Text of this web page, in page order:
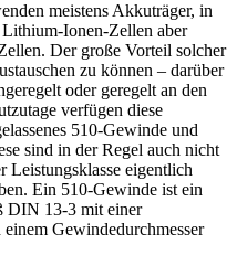
meistens Akkuträger, in
Ionen-Zellen aber
Der große Vorteil solcher
zu können – darüber
oder geregelt an den
verfügen diese
510-Gewinde und
sind in der Regel auch nicht
Leistungsklasse eigentlich
Ein 510-Gewinde ist ein
DIN 13-3 mit einer
Gewindedurchmesser